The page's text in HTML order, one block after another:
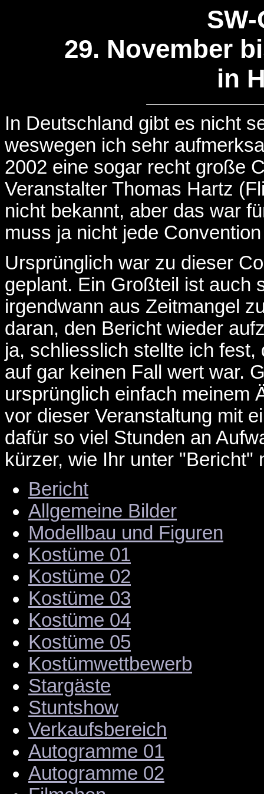
29. November
in
In Deutschland gibt es nicht
weswegen ich sehr
2002 eine sogar recht große
Veranstalter Thomas Hartz
nicht bekannt, aber das war
muss ja nicht jede
Ursprünglich war zu dieser
geplant. Ein Großteil ist auch
irgendwann aus Zeitmangel
daran, den Bericht wieder
ja, schliesslich stellte ich
auf gar keinen Fall wert war.
ursprünglich einfach meinem
vor dieser Veranstaltung mit
dafür so viel Stunden an
kürzer, wie Ihr unter "Bericht"
Bericht
Allgemeine Bilder
Modellbau und Figuren
Kostüme 01
Kostüme 02
Kostüme 03
Kostüme 04
Kostüme 05
Kostümwettbewerb
Stargäste
Stuntshow
Verkaufsbereich
Autogramme 01
Autogramme 02